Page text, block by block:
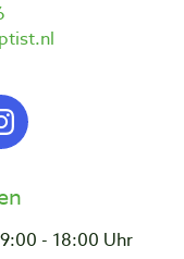
9:00 - 18:00 Uhr